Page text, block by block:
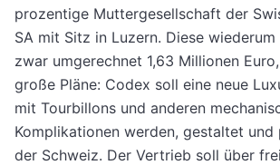
prozentige Muttergesellschaft der
SA mit Sitz in Luzern. Diese
zwar umgerechnet 1,63 Millionen
große Pläne: Codex soll eine neue
mit Tourbillons und anderen
Komplikationen werden, gestaltet
der Schweiz. Der Vertrieb soll über